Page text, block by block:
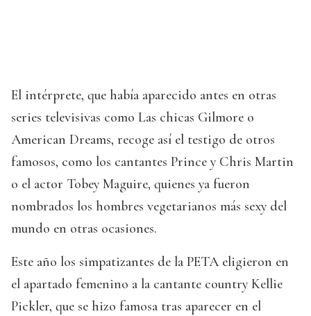
El intérprete, que había aparecido antes en otras
series televisivas como Las chicas Gilmore o
American Dreams, recoge así el testigo de otros
famosos, como los cantantes Prince y Chris Martin
o el actor Tobey Maguire, quienes ya fueron
nombrados los hombres vegetarianos más sexy del
mundo en otras ocasiones.
Este año los simpatizantes de la PETA eligieron en
el apartado femenino a la cantante country Kellie
Pickler, que se hizo famosa tras aparecer en el